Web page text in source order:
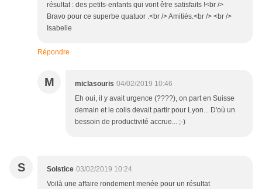
résultat : des petits-enfants qui vont être satisfaits !<br />
Bravo pour ce superbe quatuor .<br /> Amitiés.<br /> <br />
Isabelle
Répondre
M miclasouris 04/02/2019 10:46
Eh oui, il y avait urgence (????), on part en Suisse
demain et le colis devait partir pour Lyon... D'où un
bessoin de productivité accrue... ;-)
S Solstice 03/02/2019 10:24
Voilà une affaire rondement menée pour un résultat